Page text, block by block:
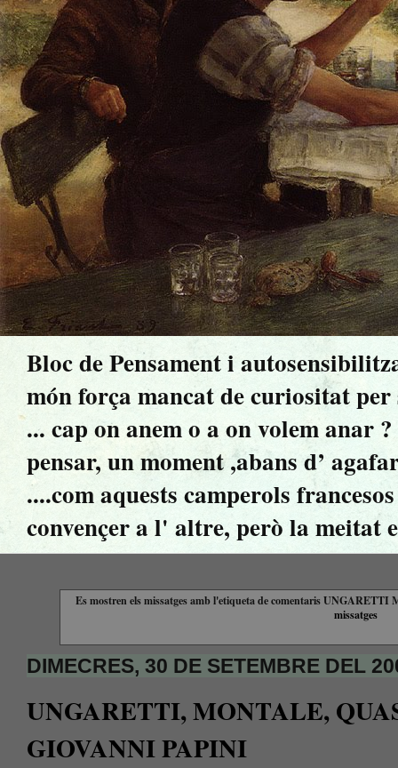
Bloc de Pensament i
món força mancat de curiositat per
... cap on anem o a on volem anar
pensar, un moment ,abans d’
....com aquests camperols
convençer a l' altre, però la meitat
Es mostren els missatges amb l'etiqueta de comentarisUNGARETTI
missatges
DIMECRES, 30 DE SETEMBRE DEL
UNGARETTI, MONTALE,
GIOVANNI PAPINI